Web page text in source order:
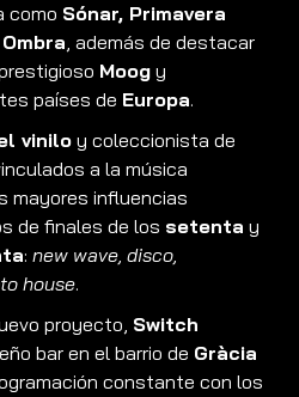
como Sónar, Primavera
Ombra, además de destacar
Moog y
países de Europa.
vinilo y coleccionista de
a la música
mayores influencias
de finales de los setenta y
: new wave, disco,
house.
proyecto, Switch
bar en el barrio de Gràcia
constante con los